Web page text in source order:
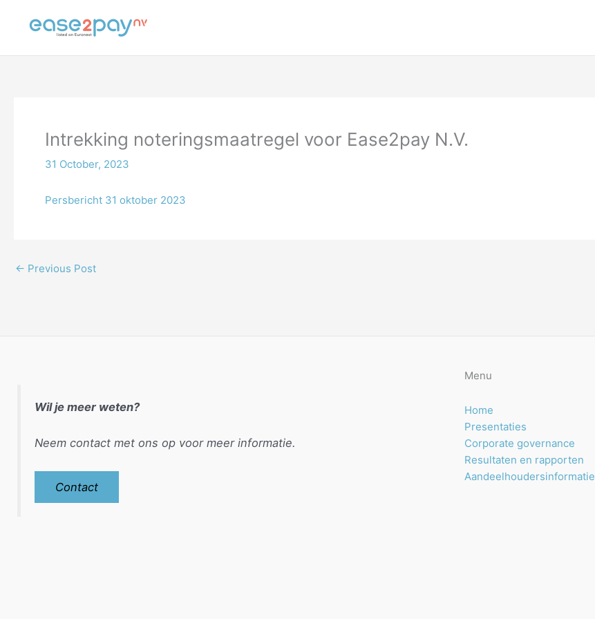
Intrekking noteringsmaatregel voor Ease2pay N.V.
31 October, 2023
Persbericht 31 oktober 2023
← Previous Post
Wil je meer weten?
Neem contact met ons op voor meer informatie.
Contact
Menu
Home
Presentaties
Corporate governance
Resultaten en rapporten
Aandeelhoudersinformatie